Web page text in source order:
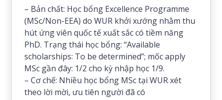
– Bản chất: Học bổng Excellence Programme
(MSc/Non-EEA) do WUR khởi xướng nhằm thu
hút ứng viên quốc tế xuất sắc có tiềm năng
PhD. Trạng thái học bổng: “Available
scholarships: To be determined”; mốc apply
MSc gần đây: 1/2 cho kỳ nhập học 1/9.
– Cơ chế: Nhiều học bổng MSc tại WUR xét
theo lời mời, ưu tiên người đã có